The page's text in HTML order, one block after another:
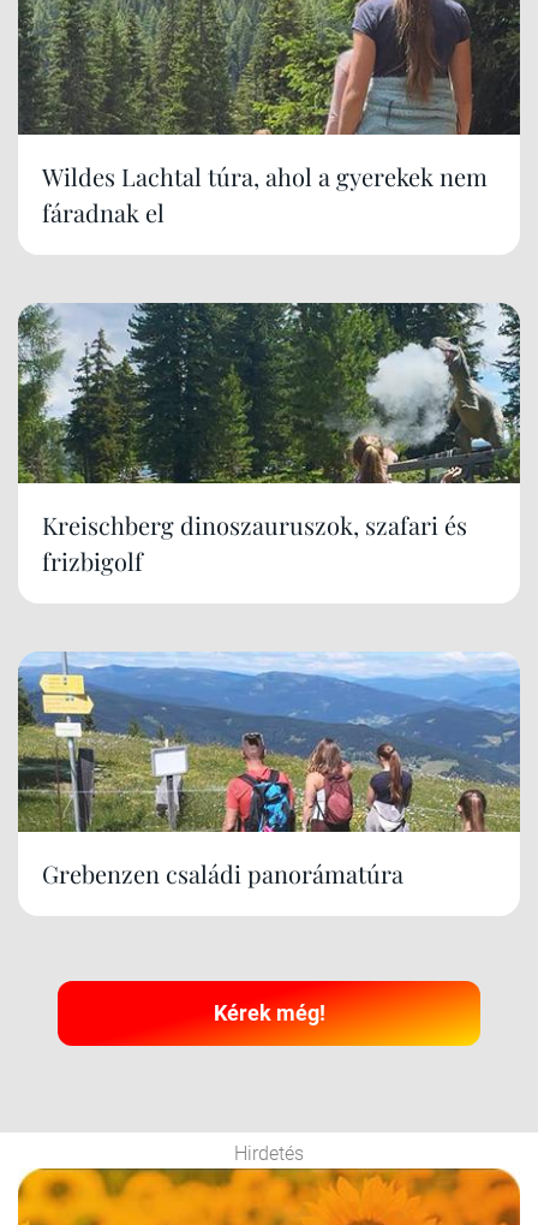
Wildes Lachtal túra, ahol a gyerekek nem
fáradnak el
Kreischberg dinoszauruszok, szafari és
frizbigolf
Grebenzen családi panorámatúra
Kérek még!
Hirdetés